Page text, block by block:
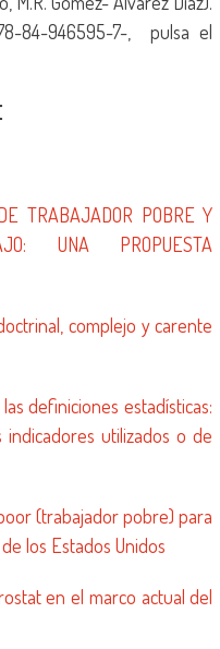
84-946595-7-, pulsa el
POBRE Y
UNA PROPUESTA
complejo y carente
estadísticas:
utilizados o de
(trabajador pobre) para
los Estados Unidos
en el marco actual del